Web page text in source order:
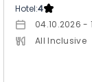
Hotel:4
04.10.2026 -
All Inclusive